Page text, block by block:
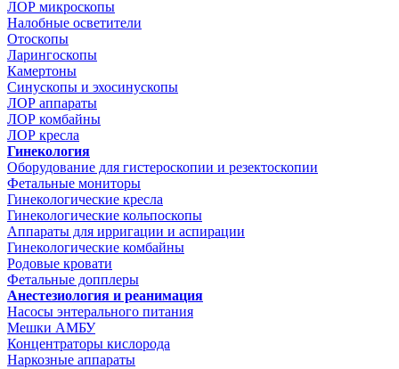
ЛОР микроскопы
Налобные осветители
Отоскопы
Ларингоскопы
Камертоны
Синускопы и эхосинускопы
ЛОР аппараты
ЛОР комбайны
ЛОР кресла
Гинекология
Оборудование для гистероскопии и резектоскопии
Фетальные мониторы
Гинекологические кресла
Гинекологические кольпоскопы
Аппараты для ирригации и аспирации
Гинекологические комбайны
Родовые кровати
Фетальные допплеры
Анестезиология и реанимация
Насосы энтерального питания
Мешки АМБУ
Концентраторы кислорода
Наркозные аппараты